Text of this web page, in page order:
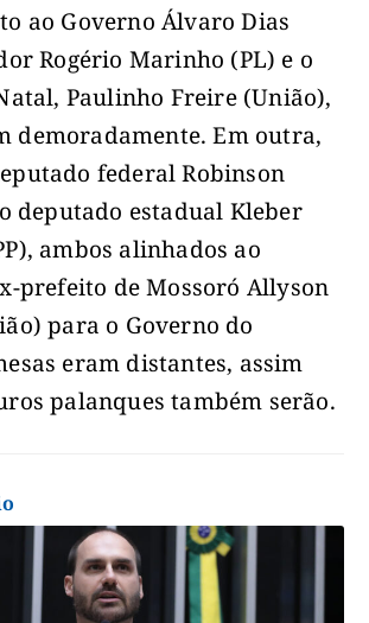
ao Governo Álvaro Dias
Rogério Marinho (PL) e o
Paulinho Freire (União),
demoradamente. Em outra,
federal Robinson
deputado estadual Kleber
ambos alinhados ao
prefeito de Mossoró Allyson
para o Governo do
eram distantes, assim
palanques também serão.